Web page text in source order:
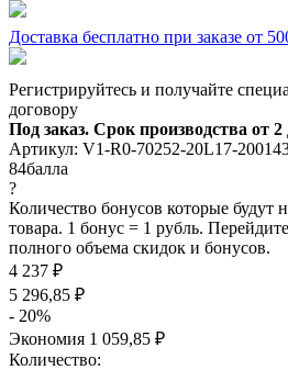
Доставка бесплатно при заказе от
Регистрируйтесь и получайте
договору
Под заказ. Срок производства от 2
Артикул: V1-R0-70252-20L17-
84балла
?
Количество бонусов которые будут
товара. 1 бонус = 1 рубль.
полного объема скидок и бонусов.
4 237 ₽
5 296,85 ₽
- 20%
Экономия 1 059,85 ₽
Количество: